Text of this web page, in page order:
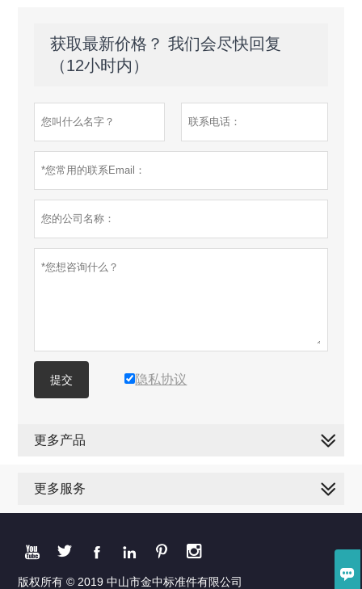

获取最新价格？ 我们会尽快回复
（12小时内）
提交 隐私协议
更多产品
更多服务
     
版权所有 © 2019 中山市金中标准件有限公司